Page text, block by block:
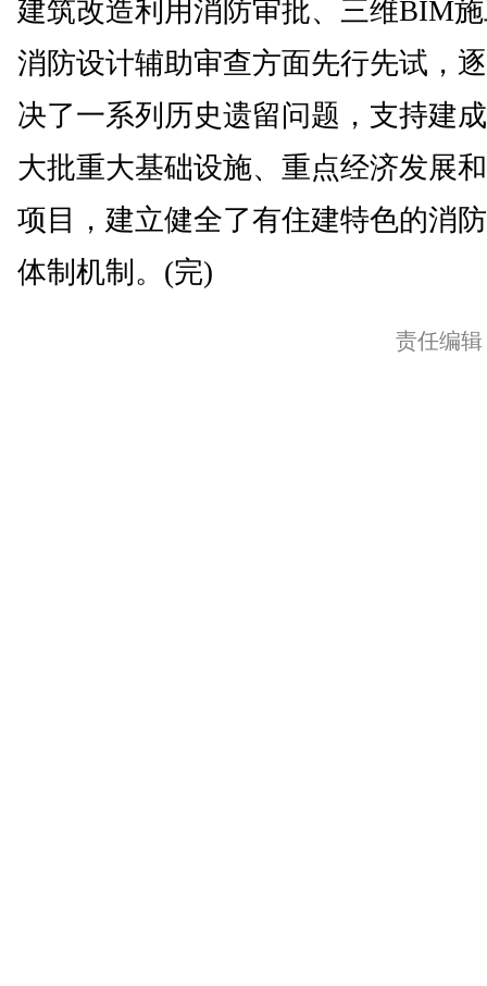
建筑改造利用消防审批、三维BIM
消防设计辅助审查方面先行先试，
决了一系列历史遗留问题，支持建
大批重大基础设施、重点经济发展
项目，建立健全了有住建特色的消
体制机制。(完)
责任编